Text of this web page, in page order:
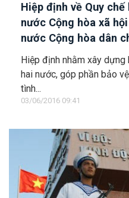
Hiệp định về Quy
nước Cộng hòa xã
nước Cộng hòa dân
Hiệp định nhằm xây
hai nước, góp phần bảo
tình...
03/06/2016 09:41